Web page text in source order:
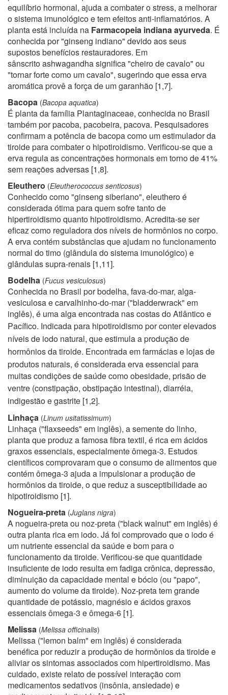
equilíbrio hormonal, ajuda a combater o stress, a melhorar
o sistema imunológico e tem efeitos anti-inflamatórios. A
planta está incluída na Farmacopeia indiana ayurveda. É
conhecida por "ginseng indiano" devido aos seus
supostos benefícios restauradores. Em
sânscrito ashwagandha significa "cheiro de cavalo" ou
"tornar forte como um cavalo", sugerindo que essa erva
aromática provê a força de um garanhão [1,7].
Bacopa (Bacopa aquatica)
É planta da família Plantaginaceae, conhecida no Brasil
também por pacoba, pacobeira, pacova. Pesquisadores
confirmam a potência de bacopa como um estimulador da
tiroide para combater o hipotiroidismo. Verificou-se que a
erva regula as concentrações hormonais em torno de 41%
sem reações adversas [1,8].
Eleuthero (Eleutherococcus senticosus)
Conhecido como "ginseng siberiano", eleuthero é
considerada ótima para quem sofre tanto de
hipertiroidismo quanto hipotiroidismo. Acredita-se ser
eficaz como reguladora dos níveis de hormônios no corpo.
A erva contém substâncias que ajudam no funcionamento
normal do timo (glândula do sistema imunológico) e
glândulas supra-renais [1,11].
Bodelha (Fucus vesiculosus)
Conhecida no Brasil por bodelha, fava-do-mar, alga-
vesiculosa e carvalhinho-do-mar ("bladderwrack" em
inglês), é uma alga encontrada nas costas do Atlântico e
Pacífico. Indicada para hipotiroidismopor conter elevados
níveis de iodo natural, que estimula a produção de
hormônios da tiroide. Encontrada em farmácias e lojas de
produtos naturais, é considerada erva essencial para
muitas condições de saúde como obesidade, prisão de
ventre (constipação, obstipação intestinal), diarréia,
indigestão e gastrite [1,2].
Linhaça (Linum usitatissimum)
Linhaça ("flaxseeds" em inglês), a semente do linho,
planta que produz a famosa fibra textil, é rica em ácidos
graxos essenciais, especialmente ômega-3. Estudos
científicos comprovaram que o consumo de alimentos que
contém ômega-3 ajuda a impulsionar a produção de
hormônios da tiroide, o que reduz a susceptibilidade ao
hipotiroidismo [1].
Nogueira-preta (Juglans nigra)
A nogueira-preta ou noz-preta ("black walnut" em inglês) é
outra planta rica em iodo. Já foi comprovado que o iodo é
um nutriente essencial da saúde e bom para o
funcionamento da tiroide. Verificou-se que quantidade
insuficiente de iodo resulta em fadiga crônica, depressão,
diminuição da capacidade mental e bócio (ou "papo",
aumento do volume da tiroide). Noz-preta tem grande
quantidade de potássio, magnésio e ácidos graxos
essenciais ômega-3 e ômega-6 [1].
Melissa (Melissa officinalis)
Melissa ("lemon balm" em inglês) é considerada
benéfica por reduzir a produção de hormônios da tiroide e
aliviar os sintomas associados com hipertiroidismo. Mas
cuidado, existe relato de possível interação com
medicamentos sedativos (insônia, ansiedade) e